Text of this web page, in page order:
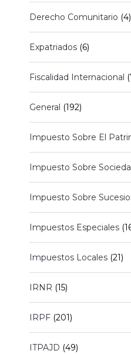
Derecho Comunitario (4)
Expatriados (6)
Fiscalidad Internacional
General (192)
Impuesto Sobre El
Impuesto Sobre
Impuesto Sobre
Impuestos Especiales
Impuestos Locales (21)
IRNR (15)
IRPF (201)
ITPAJD (49)